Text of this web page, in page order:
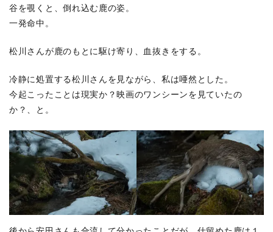
谷を覗くと、倒れ込む鹿の姿。
一発命中。
松川さんが鹿のもとに駆け寄り、血抜きをする。
冷静に処置する松川さんを見ながら、私は唖然とした。
今起こったことは現実か？映画のワンシーンを見ていたの
か？、と。